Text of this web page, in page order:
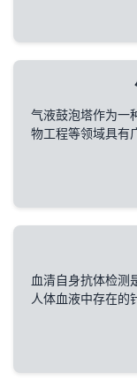
气液鼓泡塔作为一
物工程等领域具有
血清自身抗体检测
人体血液中存在的